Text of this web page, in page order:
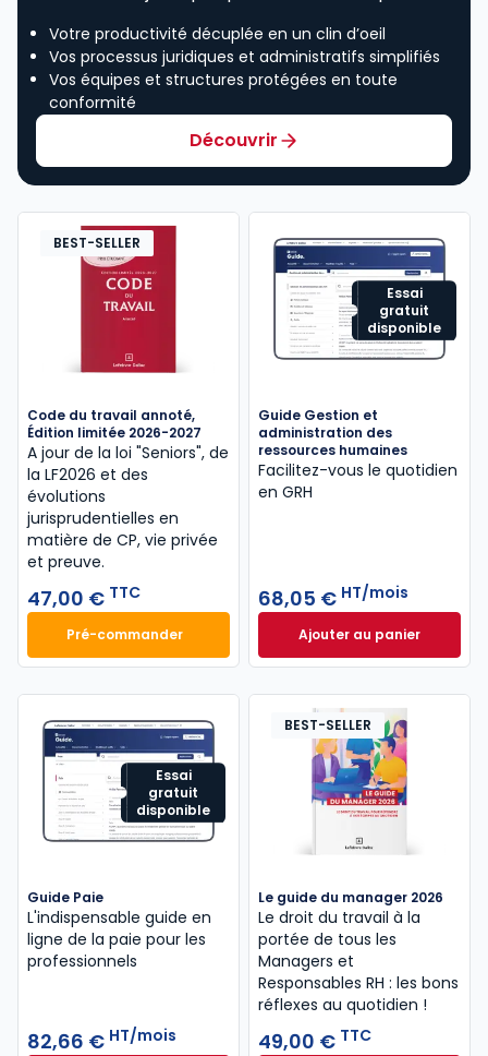
Votre productivité décuplée en un clin d’oeil
Vos processus juridiques et administratifs simplifiés
Vos équipes et structures protégées en toute
conformité
Découvrir
BEST-SELLER
Code du travail annoté,
Édition limitée 2026-2027
A jour de la loi "Seniors", de
la LF2026 et des
évolutions
jurisprudentielles en
matière de CP, vie privée
et preuve.
47,00 € TTC
Pré-commanderCode du travail annoté, Édition limitée 2026-2027 à
Essai
gratuit
disponible
Guide Gestion et
administration des
ressources humaines
Facilitez-vous le quotidien
en GRH
68,05 € HT/mois
Ajouter au panierGuide Gestion et
Essai
gratuit
disponible
Guide Paie
L'indispensable guide en
ligne de la paie pour les
professionnels
82,66 € HT/mois
BEST-SELLER
Le guide du manager 2026
Le droit du travail à la
portée de tous les
Managers et
Responsables RH : les bons
réflexes au quotidien !
49,00 € TTC